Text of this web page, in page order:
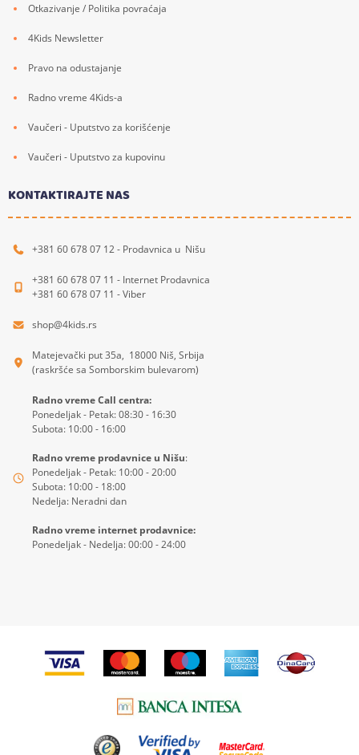
Otkazivanje / Politika povraćaja
4Kids Newsletter
Pravo na odustajanje
Radno vreme 4Kids-a
Vaučeri - Uputstvo za korišćenje
Vaučeri - Uputstvo za kupovinu
KONTAKTIRAJTE NAS
+381 60 678 07 12 - Prodavnica u Nišu
+381 60 678 07 11 - Internet Prodavnica
+381 60 678 07 11 - Viber
shop@4kids.rs
Matejevački put 35a, 18000 Niš, Srbija
(raskršće sa Somborskim bulevarom)
Radno vreme Call centra:
Ponedeljak - Petak: 08:30 - 16:30
Subota: 10:00 - 16:00
Radno vreme prodavnice u Nišu:
Ponedeljak - Petak: 10:00 - 20:00
Subota: 10:00 - 18:00
Nedelja: Neradni dan
Radno vreme internet prodavnice:
Ponedeljak - Nedelja: 00:00 - 24:00